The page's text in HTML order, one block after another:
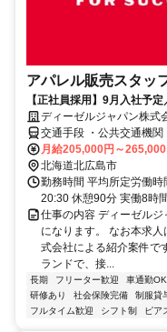
アパレル販売スタッ
【正社員採用】9月入社予
せる／連休取得可能／交通費
ディーゼルジャパン株式
交通手段 ・公共交通機
場完備 ・JR北広島駅からバスで25分 ・地下鉄大谷地駅からバスで30
分 ・地下鉄福住駅からバ
月給205,000円～265,000
北海道北広島市
勤務時間 平均所定労働
20:30 休憩90分 実働8時
仕事の内容 ディーゼル
になります。 なお本求
式会社による紹介案件で
ランドで、接...
長期 フリーター歓迎 車通勤OK
研修あり
社会保険完備 制服貸
フルタイム歓迎
シフト制 ピア